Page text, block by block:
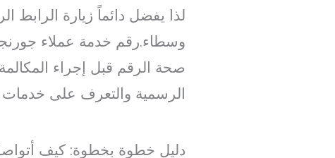
لذا يفضل دائماً زيارة
وسطاء.رقم خدمة عملاء
صحة الرقم قبل إجراء
الرسمية والتعرف على خدمات
دليل خطوة بخطوة: كيف